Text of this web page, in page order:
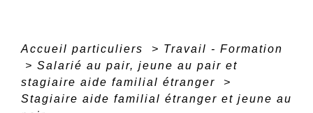
Accueil particuliers > Travail - Formation
> Salarié au pair, jeune au pair et
stagiaire aide familial étranger
>
Stagiaire aide familial étranger et jeune au